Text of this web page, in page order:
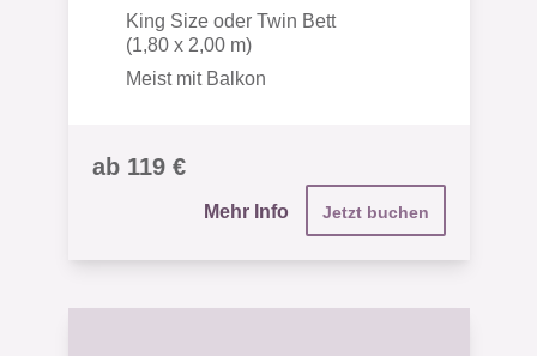
King Size oder Twin Bett
(1,80 x 2,00 m)
Meist mit Balkon
ab 119 €
Mehr Info Jetzt buchen